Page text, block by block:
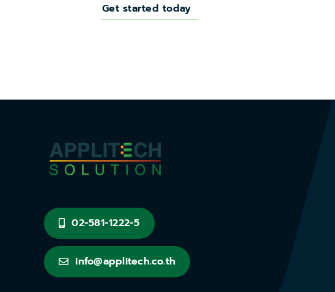
Get started today
02-581-1222-5
info@applitech.co.th